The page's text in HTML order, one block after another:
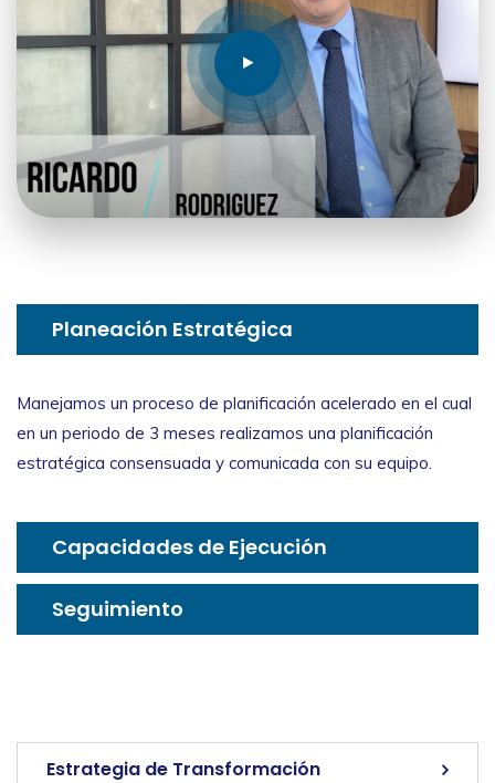
Planeación Estratégica
Manejamos un proceso de planificación acelerado en el cual
en un periodo de 3 meses realizamos una planificación
estratégica consensuada y comunicada con su equipo.
Capacidades de Ejecución
Seguimiento
Cultura Ágil
Estrategia de Transformación